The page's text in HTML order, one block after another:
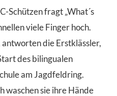
Schützen fragt „What´s
viele Finger hoch.
antworten die Erstklässler,
des bilingualen
am Jagdfeldring.
waschen sie ihre Hände